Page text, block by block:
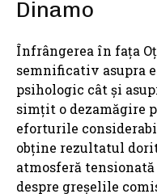
Dinamo
Înfrângerea în fața
semnificativ asupra
psihologic cât și
simțit o dezamăgire
eforturile
obține rezultatul
atmosferă
despre greșelile